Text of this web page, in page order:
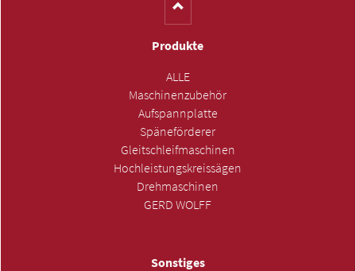
Produkte
ALLE
Maschinenzubehör
Aufspannplatte
Späneförderer
Gleitschleifmaschinen
Hochleistungskreissägen
Drehmaschinen
GERD WOLFF
Sonstiges